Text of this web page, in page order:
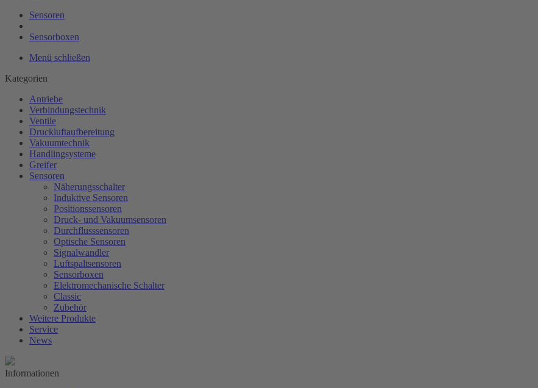
Sensoren
Sensorboxen
Menü schließen
Kategorien
Antriebe
Verbindungstechnik
Ventile
Druckluftaufbereitung
Vakuumtechnik
Handlingsysteme
Greifer
Sensoren
Näherungsschalter
Induktive Sensoren
Positionssensoren
Druck- und Vakuumsensoren
Durchflusssensoren
Optische Sensoren
Signalwandler
Luftspaltsensoren
Sensorboxen
Elektromechanische Schalter
Classic
Zubehör
Weitere Produkte
Service
News
Informationen